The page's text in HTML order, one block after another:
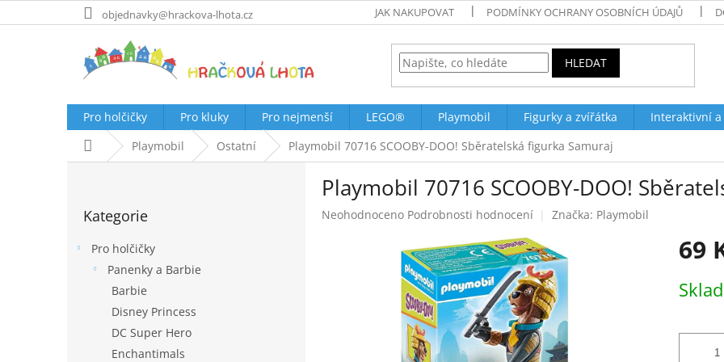
na
objednavky@hrackova-lhota.cz JAK NAKUPOVAT PODMÍNKY OCHRANY OSOBNÍCH ÚDAJŮ
HLEDAT
Pro holčičky Pro kluky Pro nejmenší LEGO® Playmobil Figurky a zvířátka Interaktivní a
Domů Playmobil Ostatní Playmobil 70716 SCOOBY-DOO! Sběratelská figurka Samuraj
kategorie
Kategorie
Pro holčičky
Panenky a Barbie
Barbie
Disney Princess
DC Super Hero
Enchantimals
Playmobil 70716 SCOOBY-DOO!
Průměrné
Neohodnoceno Podrobnosti hodnocení Značka: Playmobil
69
cena: